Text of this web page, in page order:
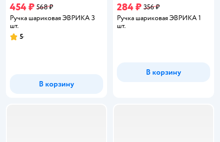
454 ₽ 568 ₽
Ручка шариковая ЭВРИКА 3
шт.
Рейтинг:
5
В корзину
284 ₽ 356 ₽
Ручка шариковая ЭВРИКА 1
шт.
В корзину